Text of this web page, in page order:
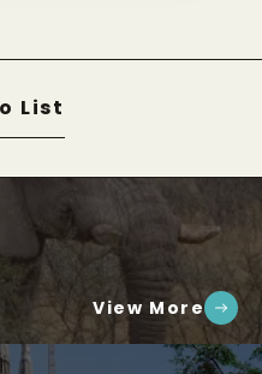
List
View More